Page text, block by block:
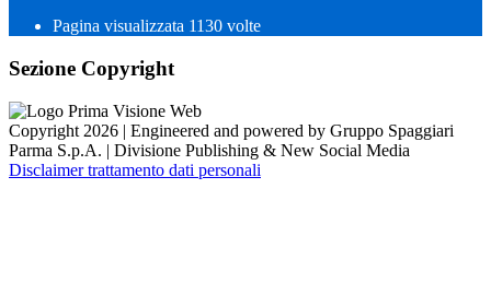
Pagina visualizzata 1130 volte
Sezione Copyright
Copyright 2026 | Engineered and powered by Gruppo Spaggiari
Parma S.p.A. | Divisione Publishing & New Social Media
Disclaimer trattamento dati personali